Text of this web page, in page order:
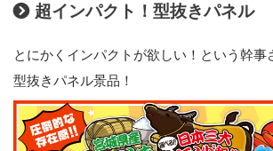
超インパクト！型抜きパネル
とにかくインパクトが欲しい！という幹事
型抜きパネル景品！